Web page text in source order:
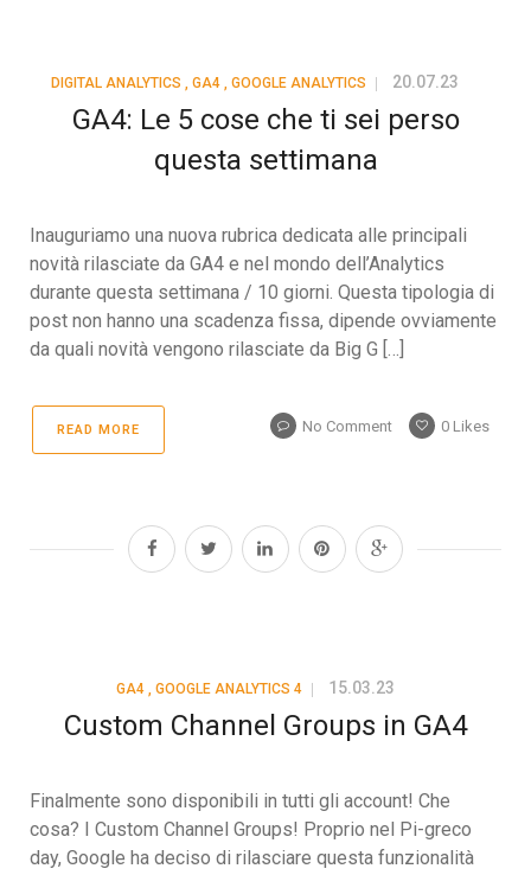
DIGITAL ANALYTICS , GA4 , GOOGLE ANALYTICS 20.07.23
GA4: Le 5 cose che ti sei perso
questa settimana
Inauguriamo una nuova rubrica dedicata alle principali
novità rilasciate da GA4 e nel mondo dell’Analytics
durante questa settimana / 10 giorni. Questa tipologia di
post non hanno una scadenza fissa, dipende ovviamente
da quali novità vengono rilasciate da Big G […]
READ MORE No Comment 0 Likes
GA4, GOOGLE ANALYTICS 4 15.03.23
Custom Channel Groups in GA4
Finalmente sono disponibili in tutti gli account! Che
cosa? I Custom Channel Groups! Proprio nel Pi-greco
day, Google ha deciso di rilasciare questa funzionalità